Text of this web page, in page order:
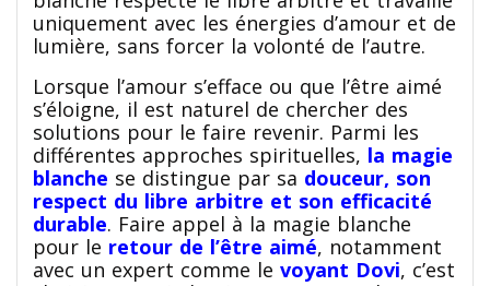
uniquement avec les énergies d’amour et de
lumière, sans forcer la volonté de l’autre.
Lorsque l’amour s’efface ou que l’être aimé
s’éloigne, il est naturel de chercher des
solutions pour le faire revenir. Parmi les
différentes approches spirituelles, la magie
blanche se distingue par sa douceur, son
respect du libre arbitre et son efficacité
durable. Faire appel à la magie blanche
pour le retour de l’être aimé, notamment
avec un expert comme le voyant Dovi, c’est